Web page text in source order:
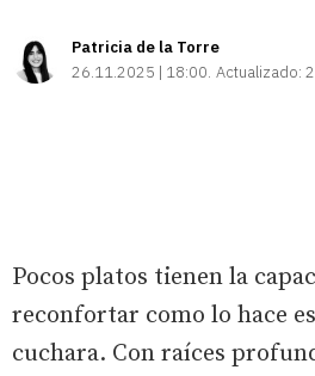
Patricia de la Torre
26.11.2025 | 18:00 Actualizado:
Pocos platos tienen la
reconfortar como lo hace
cuchara. Con raíces